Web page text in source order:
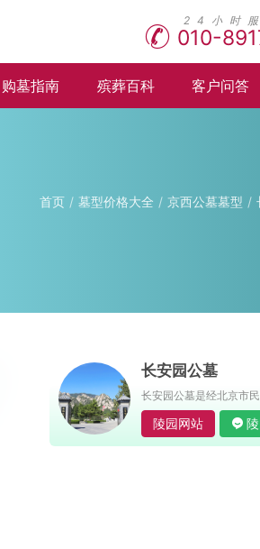
010-
购墓指南 殡葬百科 客户问答
首页 墓型价格大全 京西公墓墓型
长安园公墓
陵园网站